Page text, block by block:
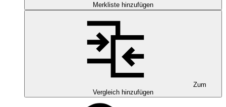
Merkliste hinzufügen
Zum
Vergleich hinzufügen